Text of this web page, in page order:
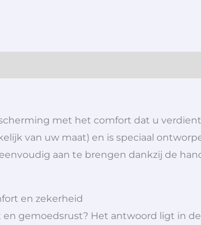
met het comfort dat u
van uw maat) en is speciaal
aan te brengen dankzij de
en zekerheid
en gemoedsrust? Het antwoord ligt in